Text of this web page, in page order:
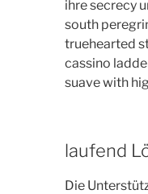
ihre secrecy
south
truehearted
cassino
suave with
laufend
Die